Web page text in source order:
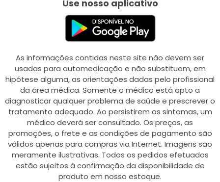
Use nosso aplicativo
As informações contidas neste site não devem ser
usadas para automedicação e não substituem, em
hipótese alguma, as orientações dadas pelo profissional
da área médica. Somente o médico está apto a
diagnosticar qualquer problema de saúde e prescrever o
tratamento adequado. Ao persistirem os sintomas, um
médico deverá ser consultado. Os preços, as
promoções, o frete e as condições de pagamento são
válidos apenas para compras via Internet. Imagens são
meramente ilustrativas. Todos os pedidos efetuados
estão sujeitos à confirmação da disponibilidade de
produto em nosso estoque.